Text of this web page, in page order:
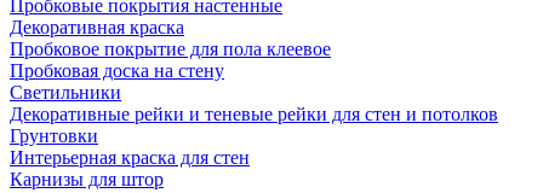
Пробковые покрытия настенные
Декоративная краска
Пробковое покрытие для пола клеевое
Пробковая доска на стену
Светильники
Декоративные рейки и теневые рейки для стен и потолков
Грунтовки
Интерьерная краска для стен
Карнизы для штор